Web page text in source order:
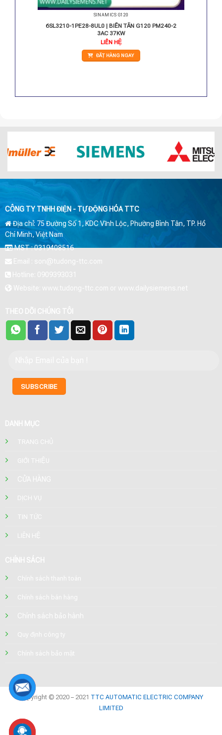
SINAMICS G120
6SL3210-1PE28-8UL0 | BIẾN TẦN G120 PM240-2
3AC 37KW
LIÊN HỆ
ĐẶT HÀNG NGAY
CÔNG TY TNHH ĐIỆN - TỰ ĐỘNG HÓA TTC
Địa chỉ: 75 Đường Số 1, KDC Vĩnh Lộc, Phường Bình Tân, TP. Hồ
Chí Minh, Việt Nam
MST : 0319408516
Email : son@tudong-ttc.com
Hotline: 0909393031
Website: www.tudong-ttc.com or www.dailysiemens.net
THEO DÕI CHÚNG TÔI
DANH MỤC
TRANG CHỦ
GIỚI THIỆU
CỬA HÀNG
DỊCH VỤ
TIN TỨC
LIÊN HỆ
CHÍNH SÁCH
Chính sách thanh toán
Chính sách bán hàng
Chính sách bảo hành
Quy định công ty
Chính sách bảo mật
Copyright © 2020 – 2021 TTC AUTOMATIC ELECTRIC COMPANY
LIMITED